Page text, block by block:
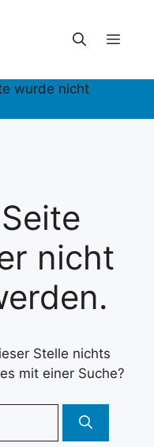
wurde nicht
nicht
Stelle nichts
mit einer Suche?